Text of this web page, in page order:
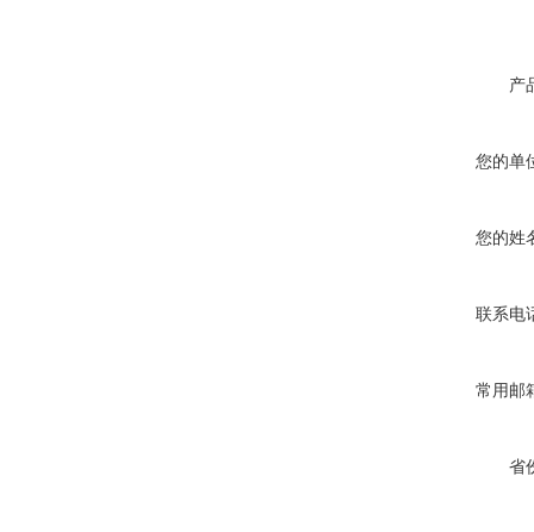
产
您的单
您的姓
联系电
常用邮
省